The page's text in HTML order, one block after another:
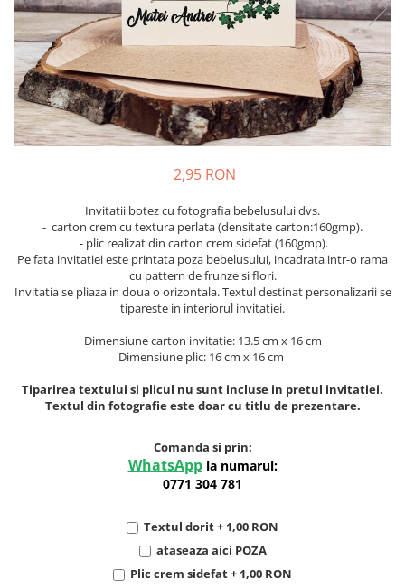
Meniuri & nr de BOTEZ
Plicuri si cartoane pentru INVITATII
TAVA pentru MOT
Cruciulite de BOTEZ
Invitatii BANCHET
Pahare Miri & Nasi
Cocarde nunta
Inmormatare/pomana
Meniuri pentru NUNTA
Decoratiuni NUNTA
2,95 RON
Invitatii botez cu fotografia bebelusului dvs.
- carton crem cu textura perlata (densitate carton:160gmp).
- plic realizat din carton crem sidefat (160gmp).
Pe fata invitatiei este printata poza bebelusului, incadrata intr-o rama
cu pattern de frunze si flori.
Invitatia se pliaza in doua o orizontala. Textul destinat personalizarii se
tipareste in interiorul invitatiei.
Dimensiune carton invitatie: 13.5 cm x 16 cm
Dimensiune plic: 16 cm x 16 cm
Tiparirea textului si plicul nu sunt incluse in pretul invitatiei.
Textul din fotografie este doar cu titlu de prezentare.
Comanda si prin:
WhatsApp la numarul:
0771 304 781
Textul dorit + 1,00 RON
ataseaza aici POZA
Plic crem sidefat + 1,00 RON